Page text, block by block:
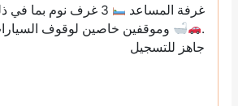
غرفة المساعد
وموقفين خاصين لوقوف
.
جاهز للتسجيل